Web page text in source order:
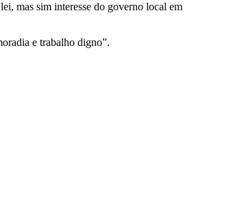
mas sim interesse do governo local em
e trabalho digno”.